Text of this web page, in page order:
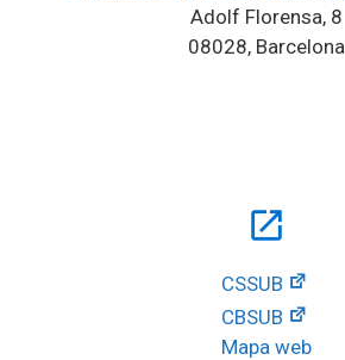
Adolf Florensa, 8
08028, Barcelona
open_in_new
CSSUB
CBSUB
Mapa web